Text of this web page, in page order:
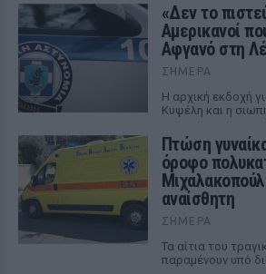
«Δεν το
Αμερικανοί
Αφγανό στη
ΣΉΜΕΡΑ
Η αρχική εκδοχή
Κυψέλη και η
Πτώση
όροφο
αναίσθητη
ΣΉΜΕΡΑ
Τα αίτια του
παραμένουν υπό